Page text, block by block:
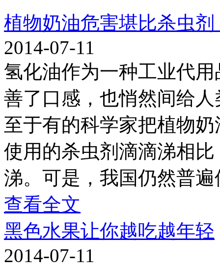
植物奶油危害堪比杀虫
2014-07-11
氢化油作为一种工业代
善了口感，也悄然间给
至于有的科学家把植物
使用的杀虫剂滴滴涕相
涕。可是，我国仍然普遍
查看全文
黑色水果让你越吃越年轻
2014-07-11